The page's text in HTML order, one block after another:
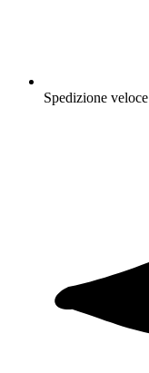
Spedizione veloce